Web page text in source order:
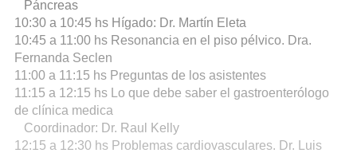
Páncreas
10:30 a 10:45 hs Hígado: Dr. Martín Eleta
10:45 a 11:00 hs Resonancia en el piso pélvico. Dra.
Fernanda Seclen
11:00 a 11:15 hs Preguntas de los asistentes
11:15 a 12:15 hs Lo que debe saber el gastroenterólogo
de clínica medica
Coordinador: Dr. Raul Kelly
12:15 a 12:30 hs Problemas cardiovasculares. Dr. Luis